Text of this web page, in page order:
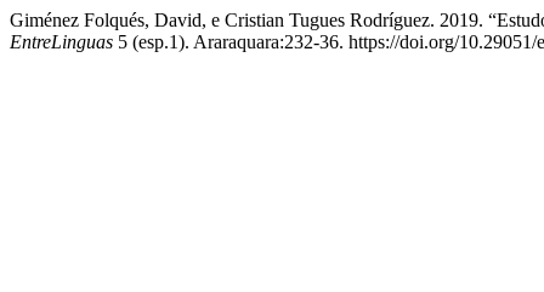
Giménez Folqués, David, e Cristian Tugues Rodríguez. 2019.
EntreLinguas 5 (esp.1). Araraquara:232-36. https://doi.org/10.29051/